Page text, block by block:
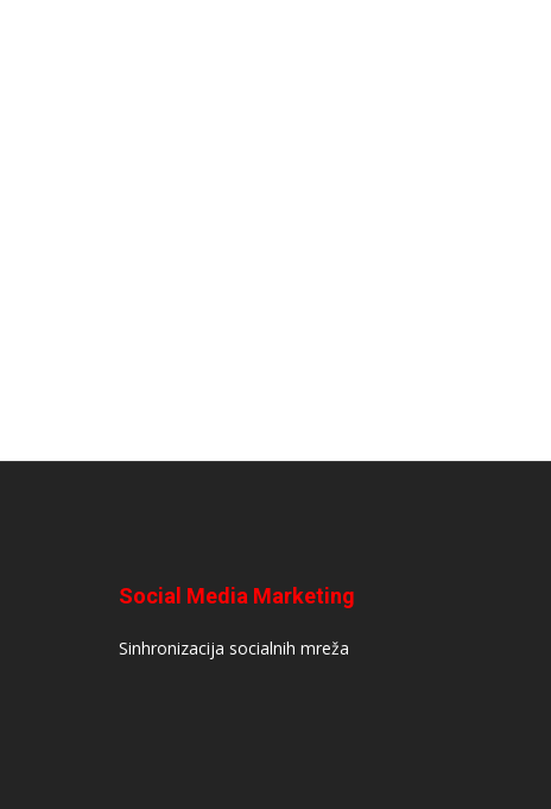
Social Media Marketing
Sinhronizacija socialnih mreža